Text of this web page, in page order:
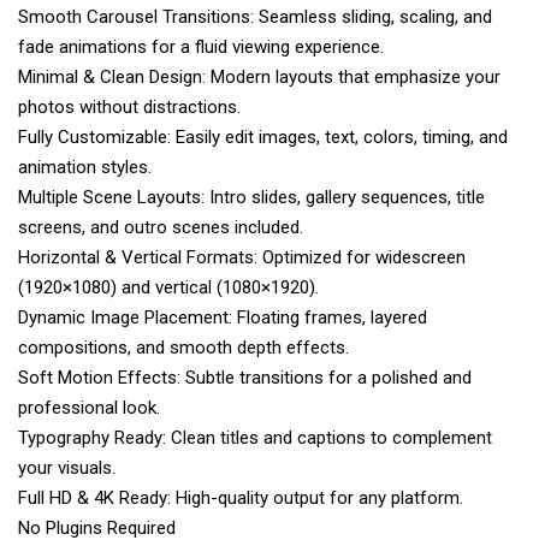
Smooth Carousel Transitions: Seamless sliding, scaling, and
fade animations for a fluid viewing experience.
Minimal & Clean Design: Modern layouts that emphasize your
photos without distractions.
Fully Customizable: Easily edit images, text, colors, timing, and
animation styles.
Multiple Scene Layouts: Intro slides, gallery sequences, title
screens, and outro scenes included.
Horizontal & Vertical Formats: Optimized for widescreen
(1920×1080) and vertical (1080×1920).
Dynamic Image Placement: Floating frames, layered
compositions, and smooth depth effects.
Soft Motion Effects: Subtle transitions for a polished and
professional look.
Typography Ready: Clean titles and captions to complement
your visuals.
Full HD & 4K Ready: High-quality output for any platform.
No Plugins Required